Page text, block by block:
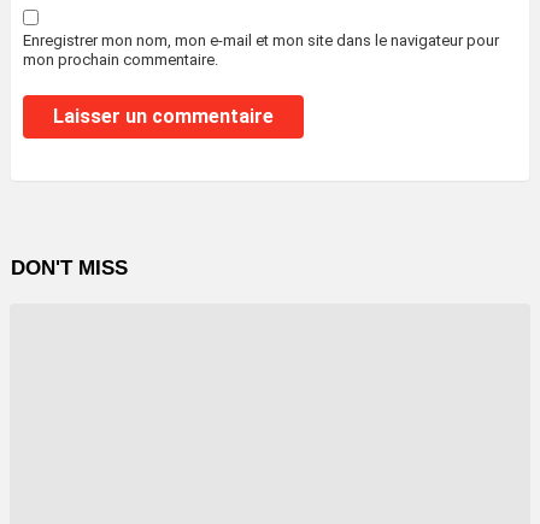
Enregistrer mon nom, mon e-mail et mon site dans le navigateur pour
mon prochain commentaire.
DON'T MISS